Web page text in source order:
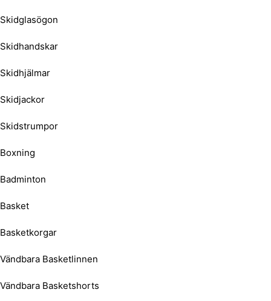
Skidglasögon
Skidhandskar
Skidhjälmar
Skidjackor
Skidstrumpor
Boxning
Badminton
Basket
Basketkorgar
Vändbara Basketlinnen
Vändbara Basketshorts